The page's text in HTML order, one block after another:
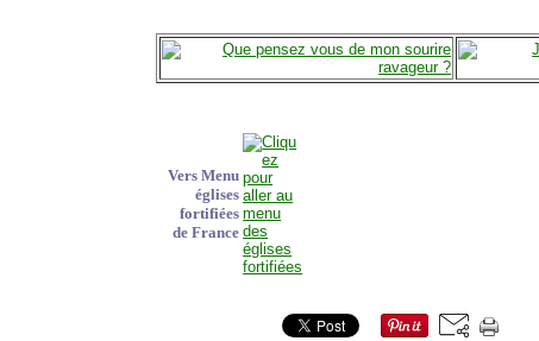
Vers Menu
églises
fortifiées
de France